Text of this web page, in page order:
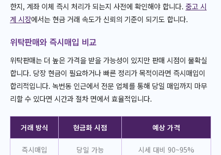
한지, 계좌 이체 즉시 처리가 되는지 사전에 확인해야 합니다. 중고 시
계 시장에서는 현금 거래 속도가 신뢰의 기준이 되기도 합니다.
위탁판매와 즉시매입 비교
위탁판매는 더 높은 가격을 받을 가능성이 있지만 판매 시점이 불확실
합니다. 당장 현금이 필요하거나 빠른 정리가 목적이라면 즉시매입이
합리적입니다. 녹번동 인근에서 전문 업체를 통해 당일 매입까지 마무
리할 수 있다면 시간과 절차 면에서 효율적입니다.
거래 방식 현금화 시점 예상 가격
즉시매입 당일 가능 시세 대비 90~95%